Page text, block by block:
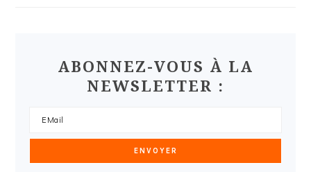
ABONNEZ-VOUS À LA
NEWSLETTER :